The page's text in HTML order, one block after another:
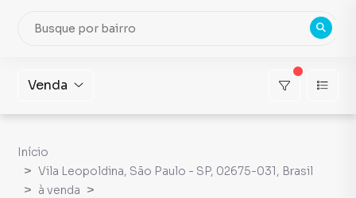
Venda
Início
Vila Leopoldina, São Paulo - SP, 02675-031, Brasil
à venda